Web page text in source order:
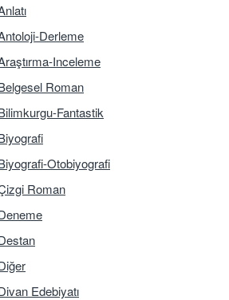
Derleme
Inceleme
Roman
Fantastik
Otobiyografi
Roman
Edebiyatı